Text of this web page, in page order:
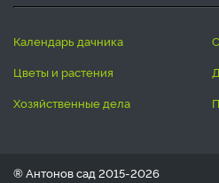
календарь дачника
цветы и растения
хозяйственные дела
® Антонов сад 2015-2026